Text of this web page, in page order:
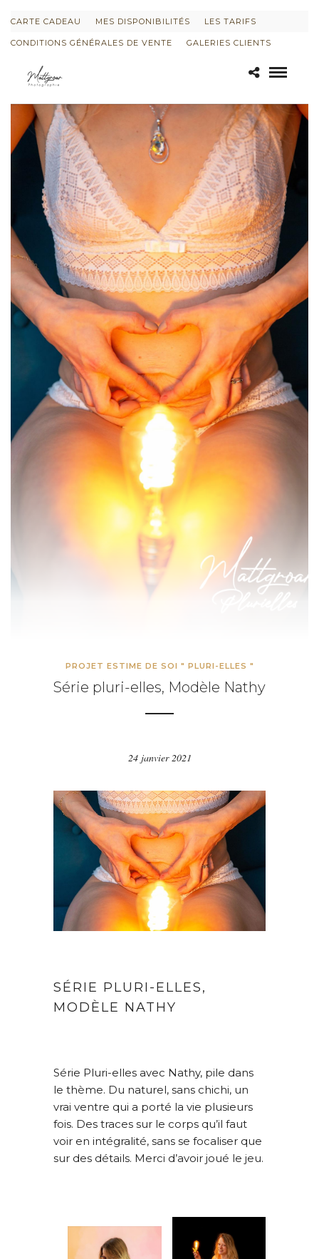
CARTE CADEAU MES DISPONIBILITÉS LES TARIFS
CONDITIONS GÉNÉRALES DE VENTE GALERIES CLIENTS
PROJET ESTIME DE SOI " PLURI-ELLES "
Série pluri-elles, Modèle Nathy
24 janvier 2021
SÉRIE PLURI-ELLES,
MODÈLE NATHY
Série Pluri-elles avec Nathy, pile dans
le thème. Du naturel, sans chichi, un
vrai ventre qui a porté la vie plusieurs
fois. Des traces sur le corps qu’il faut
voir en intégralité, sans se focaliser que
sur des détails. Merci d’avoir joué le jeu.